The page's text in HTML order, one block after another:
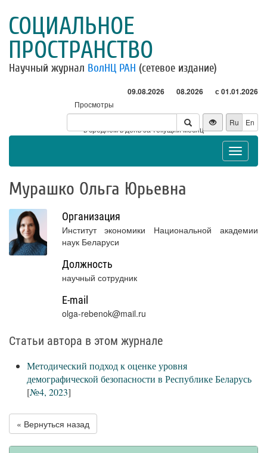
СОЦИАЛЬНОЕ
ПРОСТРАНСТВО
Научный журнал ВолНЦ РАН (сетевое издание)
09.08.2026 08.2026 с 01.01.2026
Просмотры
Посетители
* - в среднем в день за текущий месяц
Ru En
Toggle
Мурашко Ольга Юрьевна
Организация
Институт экономики Национальной академии
наук Беларуси
Должность
научный сотрудник
E-mail
olga-rebenok@mail.ru
Статьи автора в этом журнале
Методический подход к оценке уровня
демографической безопасности в Республике Беларусь
[№4, 2023]
« Вернуться назад